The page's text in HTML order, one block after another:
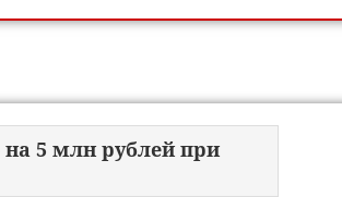
5 млн рублей при